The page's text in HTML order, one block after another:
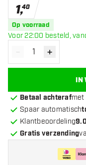
1,40
Op voorraad
Voor 22:00 besteld,
Verminder
- Verhoog
+
IN
Betaal achterafmet
Spaar automatisch
Klantbeoordeling
Gratis verzending